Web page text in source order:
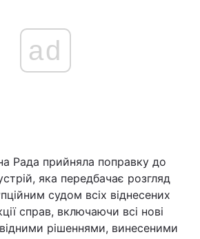
ad
Рада прийняла поправку до
яка передбачає розгляд
судом всіх віднесених
справ, включаючи всі нові
рішеннями, винесеними